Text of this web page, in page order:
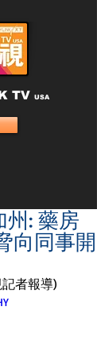
TV USA
州: 藥房
向同事開
者報導)